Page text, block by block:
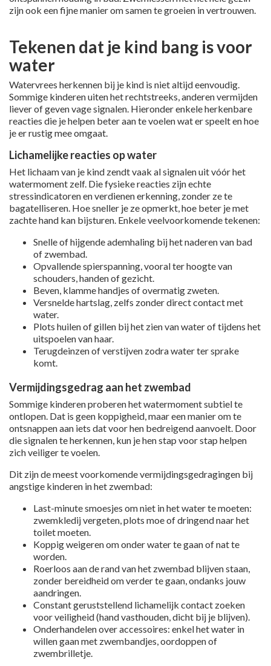
zijn ook een fijne manier om samen te groeien in vertrouwen.
Tekenen dat je kind bang is voor
water
Watervrees herkennen bij je kind is niet altijd eenvoudig.
Sommige kinderen uiten het rechtstreeks, anderen vermijden
liever of geven vage signalen. Hieronder enkele herkenbare
reacties die je helpen beter aan te voelen wat er speelt en hoe
je er rustig mee omgaat.
Lichamelijke reacties op water
Het lichaam van je kind zendt vaak al signalen uit vóór het
watermoment zelf. Die fysieke reacties zijn echte
stressindicatoren en verdienen erkenning, zonder ze te
bagatelliseren. Hoe sneller je ze opmerkt, hoe beter je met
zachte hand kan bijsturen. Enkele veelvoorkomende tekenen:
Snelle of hijgende ademhaling bij het naderen van bad
of zwembad.
Opvallende spierspanning, vooral ter hoogte van
schouders, handen of gezicht.
Beven, klamme handjes of overmatig zweten.
Versnelde hartslag, zelfs zonder direct contact met
water.
Plots huilen of gillen bij het zien van water of tijdens het
uitspoelen van haar.
Terugdeinzen of verstijven zodra water ter sprake
komt.
Vermijdingsgedrag aan het zwembad
Sommige kinderen proberen het watermoment subtiel te
ontlopen. Dat is geen koppigheid, maar een manier om te
ontsnappen aan iets dat voor hen bedreigend aanvoelt. Door
die signalen te herkennen, kun je hen stap voor stap helpen
zich veiliger te voelen.
Dit zijn de meest voorkomende vermijdingsgedragingen bij
angstige kinderen in het zwembad:
Last-minute smoesjes om niet in het water te moeten:
zwemkledij vergeten, plots moe of dringend naar het
toilet moeten.
Koppig weigeren om onder water te gaan of nat te
worden.
Roerloos aan de rand van het zwembad blijven staan,
zonder bereidheid om verder te gaan, ondanks jouw
aandringen.
Constant geruststellend lichamelijk contact zoeken
voor veiligheid (hand vasthouden, dicht bij je blijven).
Onderhandelen over accessoires: enkel het water in
willen gaan met zwembandjes, oordoppen of
zwembrilletje.